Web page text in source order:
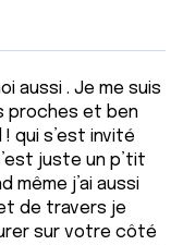
aussi . Je me suis
proches et ben
qui s’est invité
juste un p’tit
même j’ai aussi
de travers je
sur votre côté